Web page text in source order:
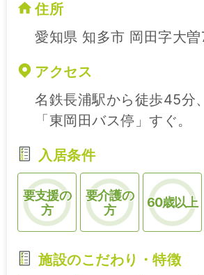
住所
愛知県 知多市 岡田字大曽
アクセス
名鉄長浦駅から徒歩45分
「東岡田バス停」すぐ。
入居条件
要支援の
方
要介護の
方
60歳以上
施設のこだわり・特徴